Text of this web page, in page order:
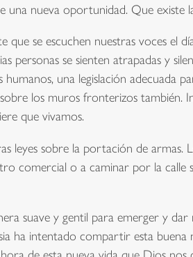
una nueva oportunidad. Que existe
que se escuchen nuestras voces el
personas se sienten atrapadas y
una legislación adecuada
los muros fronterizos también.
que vivamos.
leyes sobre la portación de armas.
comercial o a caminar por la calle
suave y gentil para emerger y
ha intentado compartir esta